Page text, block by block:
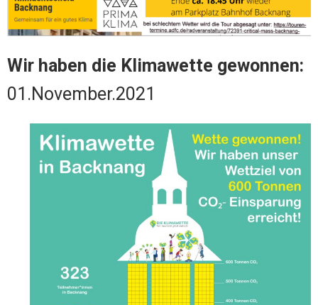
Wir haben die Klimawette gewonnen:
01.November.2021